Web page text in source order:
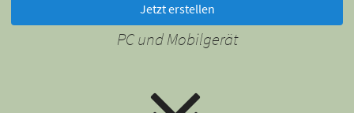
Jetzt erstellen
PC und Mobilgerät